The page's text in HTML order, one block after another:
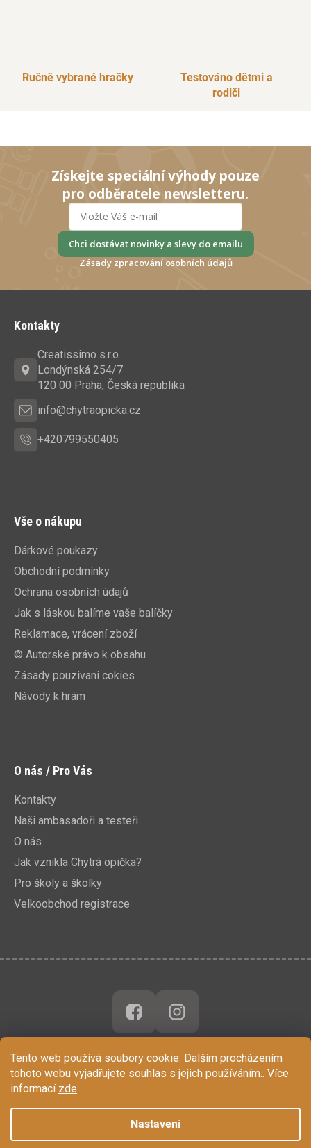
Tento web používá soubory cookie. Dalším procházením
tohoto webu vyjadřujete souhlas s jejich používáním.. Více
informací zde.
Nastavení
Ručně vybrané hračky
Testováno dětmi a
rodiči
Získejte speciální výhody pouze
pro odběratele newsletteru.
Chci dostávat novinky a slevy do emailu
Zásady zpracování osobních údajů
Kontakty
Creatissimo s.r.o.
Londýnská 254/7
120 00 Praha, Česká republika
info@chytraopicka.cz
+420799550405
Vše o nákupu
Dárkové poukazy
Obchodní podmínky
Ochrana osobních údajů
Jak s láskou balíme vaše balíčky
Reklamace, vrácení zboží
© Autorské právo k obsahu
Zásady pouzivani cokies
Návody k hrám
O nás / Pro Vás
Kontakty
Naši ambasadoři a testeři
O nás
Jak vznikla Chytrá opička?
Pro školy a školky
Velkoobchod registrace